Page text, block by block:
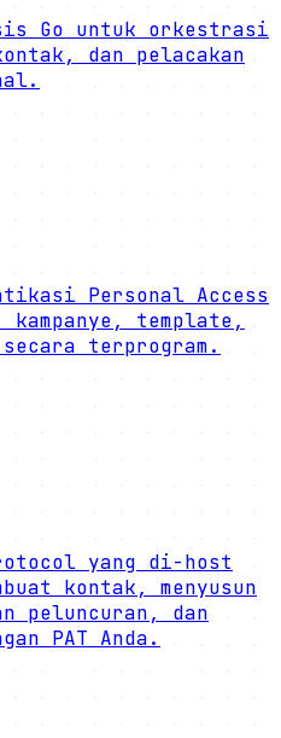
Go untuk orkestrasi
dan pelacakan
Personal Access
template,
terprogram.
yang di-host
kontak, menyusun
peluncuran, dan
PAT Anda.